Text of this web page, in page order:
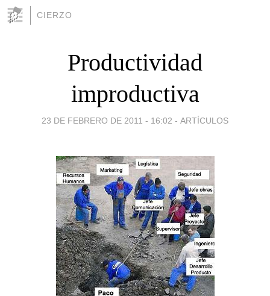
CIERZO
Productividad
improductiva
23 DE FEBRERO DE 2011 - 16:02 - ARTÍCULOS